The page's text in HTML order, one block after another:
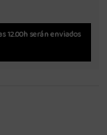
12.00h serán enviados